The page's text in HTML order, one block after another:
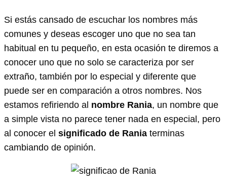
Si estás cansado de escuchar los nombres más
comunes y deseas escoger uno que no sea tan
habitual en tu pequeño, en esta ocasión te diremos a
conocer uno que no solo se caracteriza por ser
extraño, también por lo especial y diferente que
puede ser en comparación a otros nombres. Nos
estamos refiriendo al nombre Rania, un nombre que
a simple vista no parece tener nada en especial, pero
al conocer el significado de Rania terminas
cambiando de opinión.